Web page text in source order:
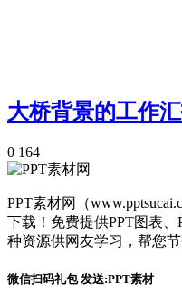
大桥背景的工作
0 164
PPT素材网（
下载！免费提供PPT图表、
种资源供网友学习，帮您节
微信扫码礼包 发送:PPT素材